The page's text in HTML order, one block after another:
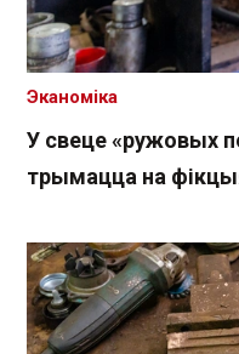
У свеце «ружовых
трымацца на
Эканоміка